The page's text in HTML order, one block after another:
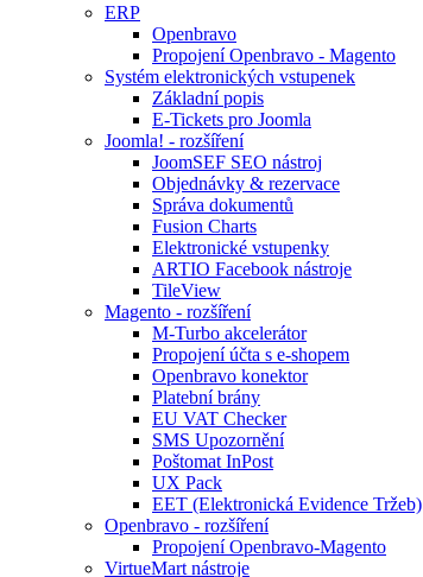
ERP
Openbravo
Propojení Openbravo - Magento
Systém elektronických vstupenek
Základní popis
E-Tickets pro Joomla
Joomla! - rozšíření
JoomSEF SEO nástroj
Objednávky & rezervace
Správa dokumentů
Fusion Charts
Elektronické vstupenky
ARTIO Facebook nástroje
TileView
Magento - rozšíření
M-Turbo akcelerátor
Propojení účta s e-shopem
Openbravo konektor
Platební brány
EU VAT Checker
SMS Upozornění
Poštomat InPost
UX Pack
EET (Elektronická Evidence Tržeb)
Openbravo - rozšíření
Propojení Openbravo-Magento
VirtueMart nástroje